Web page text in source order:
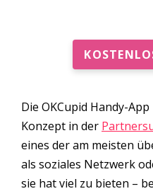
Die OKCupid Handy-
Konzept in der
eines der am meisten
als soziales Netzwerk
sie hat viel zu bieten –